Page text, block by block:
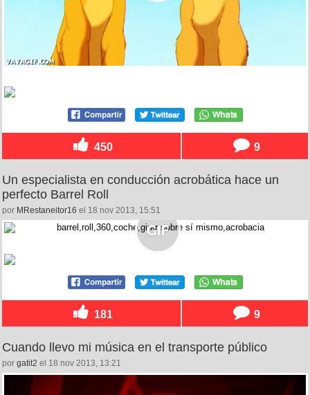
450 9
Un especialista en conducción acrobática hace un
perfecto Barrel Roll
por MRestaneitor16 el 18 nov 2013, 15:51
181 9
Cuando llevo mi música en el transporte público
por gatit2 el 18 nov 2013, 13:21